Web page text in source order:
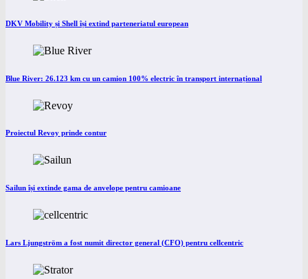
DKV Mobility și Shell își extind parteneriatul european
Blue River: 26.123 km cu un camion 100% electric în transport internațional
Proiectul Revoy prinde contur
Sailun își extinde gama de anvelope pentru camioane
Lars Ljungström a fost numit director general (CFO) pentru cellcentric